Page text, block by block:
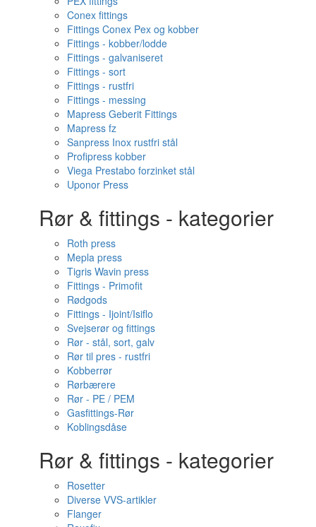
Conex fittings
Fittings Conex Pex og kobber
Fittings - kobber/lodde
Fittings - galvaniseret
Fittings - sort
Fittings - rustfri
Fittings - messing
Mapress Geberit Fittings
Mapress fz
Sanpress Inox rustfri stål
Profipress kobber
Viega Prestabo forzinket stål
Uponor Press
Rør & fittings - kategorier
Roth press
Mepla press
Tigris Wavin press
Fittings - Primofit
Rødgods
Fittings - Ijoint/Isiflo
Svejserør og fittings
Rør - stål, sort, galv
Rør til pres - rustfri
Kobberrør
Rørbærere
Rør - PE / PEM
Gasfittings-Rør
Koblingsdåse
Rør & fittings - kategorier
Rosetter
Diverse VVS-artikler
Flanger